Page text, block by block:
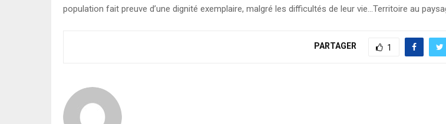
population fait preuve d’une dignité exemplaire, malgré les difficultés de leur vie…Territoire au
PARTAGER 1